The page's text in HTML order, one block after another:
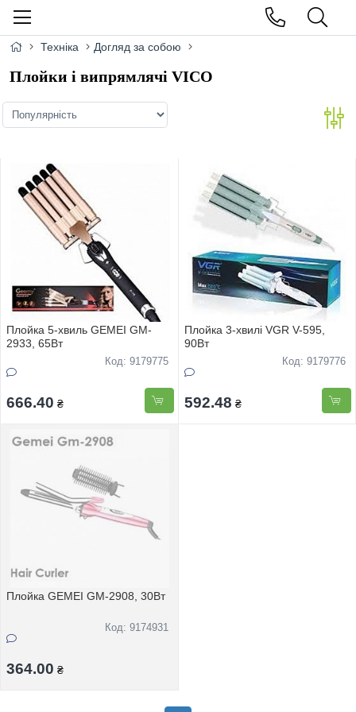
Техніка Догляд за собою
Плойки і випрямлячі VICO
Плойка 5-хвиль GEMEI GM-
2933, 65Вт
Код: 9179775
666.40 ₴
Плойка 3-хвилi VGR V-595,
90Вт
Код: 9179776
592.48 ₴
Плойка GEMEI GM-2908, 30Вт
Код: 9174931
364.00 ₴